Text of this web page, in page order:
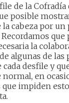
de la Cofradía
posible
cabeza por un
que
la
algunas de las
desfile y
en
impiden